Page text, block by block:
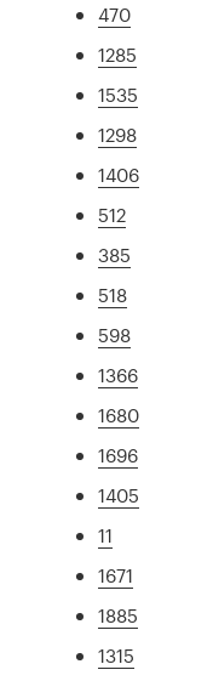
470
1285
1535
1298
1406
512
385
518
598
1366
1680
1696
1405
11
1671
1885
1315